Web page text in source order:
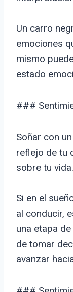
Un carro
emociones
mismo
estado
###
Soñar con
reflejo de tu
sobre tu vida.
Si en el
al conducir,
una etapa
de tomar
avanzar